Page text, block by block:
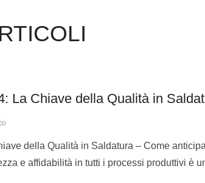
La Chiave della Qualità in
della Qualità in Saldatura – Come
e affidabilità in tutti i processi produttivi è